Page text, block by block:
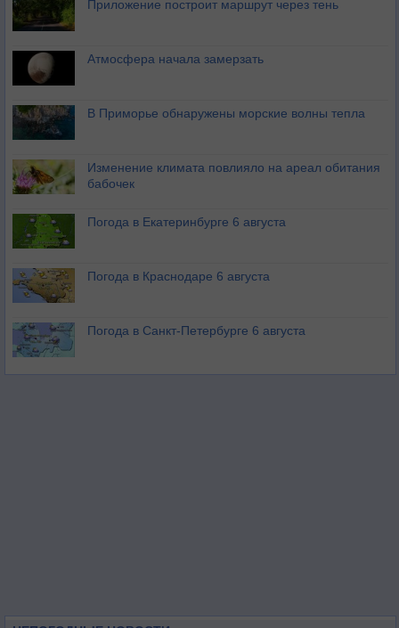
Приложение построит маршрут через тень
Атмосфера начала замерзать
В Приморье обнаружены морские волны тепла
Изменение климата повлияло на ареал обитания
бабочек
Погода в Екатеринбурге 6 августа
Погода в Краснодаре 6 августа
Погода в Санкт-Петербурге 6 августа